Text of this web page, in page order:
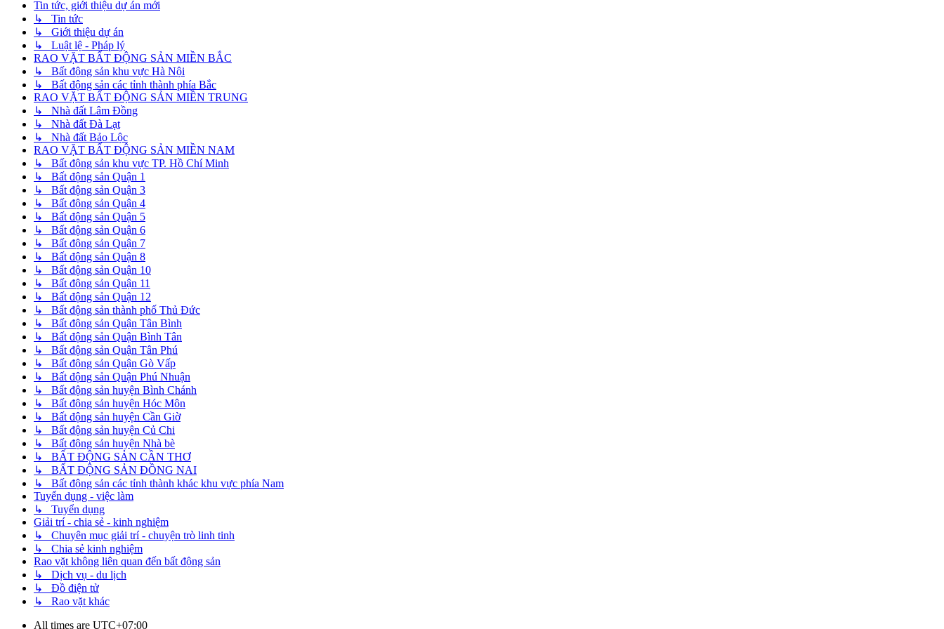
Tin tức, giới thiệu dự án mới
↳ Tin tức
↳ Giới thiệu dự án
↳ Luật lệ - Pháp lý
RAO VẶT BẤT ĐỘNG SẢN MIỀN BẮC
↳ Bất động sản khu vực Hà Nội
↳ Bất động sản các tỉnh thành phía Bắc
RAO VẶT BẤT ĐỘNG SẢN MIỀN TRUNG
↳ Nhà đất Lâm Đồng
↳ Nhà đất Đà Lạt
↳ Nhà đất Bảo Lộc
RAO VẶT BẤT ĐỘNG SẢN MIỀN NAM
↳ Bất động sản khu vực TP. Hồ Chí Minh
↳ Bất động sản Quận 1
↳ Bất động sản Quận 3
↳ Bất động sản Quận 4
↳ Bất động sản Quận 5
↳ Bất động sản Quận 6
↳ Bất động sản Quận 7
↳ Bất động sản Quận 8
↳ Bất động sản Quận 10
↳ Bất động sản Quận 11
↳ Bất động sản Quận 12
↳ Bất động sản thành phố Thủ Đức
↳ Bất động sản Quận Tân Bình
↳ Bất động sản Quận Bình Tân
↳ Bất động sản Quận Tân Phú
↳ Bất động sản Quận Gò Vấp
↳ Bất động sản Quận Phú Nhuận
↳ Bất động sản huyện Bình Chánh
↳ Bất động sản huyện Hóc Môn
↳ Bất động sản huyện Cần Giờ
↳ Bất động sản huyện Củ Chi
↳ Bất động sản huyện Nhà bè
↳ BẤT ĐỘNG SẢN CẦN THƠ
↳ BẤT ĐỘNG SẢN ĐỒNG NAI
↳ Bất động sản các tỉnh thành khác khu vực phía Nam
Tuyển dụng - việc làm
↳ Tuyển dụng
Giải trí - chia sẻ - kinh nghiệm
↳ Chuyên mục giải trí - chuyện trò linh tinh
↳ Chia sẻ kinh nghiệm
Rao vặt không liên quan đến bất động sản
↳ Dịch vụ - du lịch
↳ Đồ điện tử
↳ Rao vặt khác
All times are UTC+07:00